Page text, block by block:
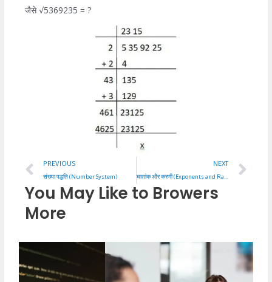
जैसे √5369235 = ?
Prev
PREVIOUS
संख्या पद्धति (Number System)
NEXT
घातांक और करणी (Exponents and Radicals)
You May Like to Browers
More